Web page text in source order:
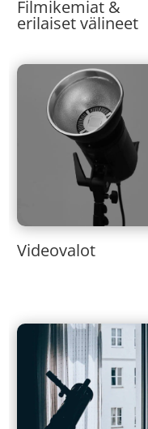
Filmikemiat &
erilaiset välineet
Videovalot